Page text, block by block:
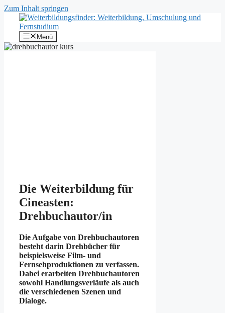
Zum Inhalt springen
Menü
Die Weiterbildung für
Cineasten:
Drehbuchautor/in
Die Aufgabe von Drehbuchautoren
besteht darin Drehbücher für
beispielsweise Film- und
Fernsehproduktionen zu verfassen.
Dabei erarbeiten Drehbuchautoren
sowohl Handlungsverläufe als auch
die verschiedenen Szenen und
Dialoge.